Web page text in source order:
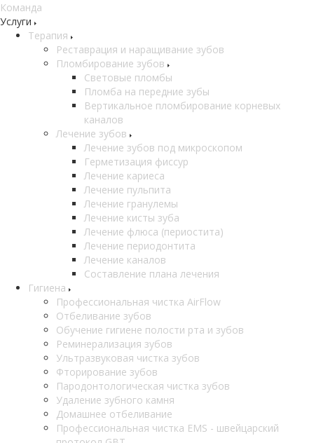
Команда
Услуги
Терапия
Реставрация и наращивание зубов
Пломбирование зубов
Световые пломбы
Пломба на передние зубы
Вертикальное пломбирование корневых
каналов
Лечение зубов
Лечение зубов под микроскопом
Герметизация фиссур
Лечение кариеса
Лечение пульпита
Лечение гранулемы
Лечение кисты зуба
Лечение флюса (периостита)
Лечение периодонтита
Лечение каналов
Составление плана лечения
Гигиена
Профессиональная чистка AirFlow
Отбеливание зубов
Обучение гигиене полости рта и зубов
Реминерализация зубов
Ультразвуковая чистка зубов
Фторирование зубов
Пародонтологическая чистка зубов
Удаление зубного камня
Домашнее отбеливание
Профессиональная чистка EMS - швейцарский